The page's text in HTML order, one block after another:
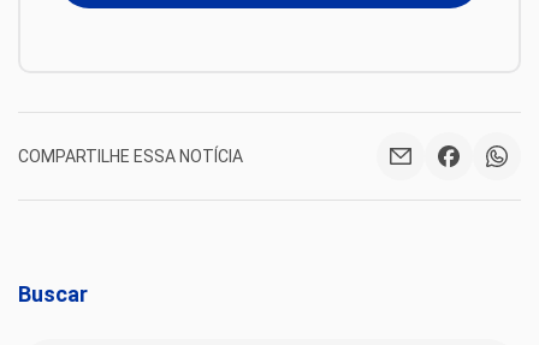
COMPARTILHE ESSA NOTÍCIA
Buscar